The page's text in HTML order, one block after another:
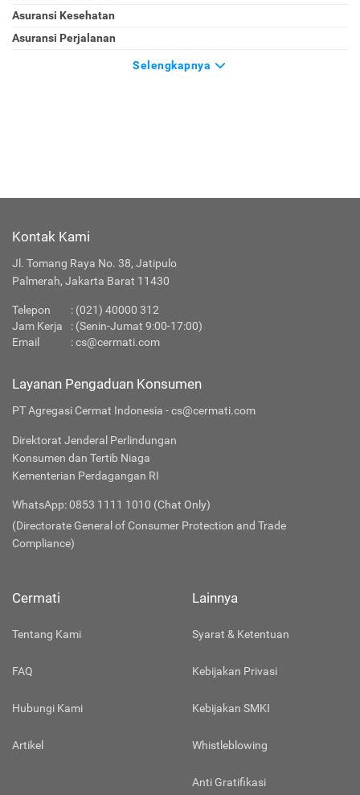
Asuransi Kesehatan
Asuransi Perjalanan
Selengkapnya
Kontak Kami
Jl. Tomang Raya No. 38, Jatipulo
Palmerah, Jakarta Barat 11430
Telepon : (021) 40000 312
Jam Kerja
: (Senin-Jumat 9:00-17:00)
Email
:cs@cermati.com
Layanan Pengaduan Konsumen
PT Agregasi Cermat Indonesia - cs@cermati.com
Direktorat Jenderal Perlindungan
Konsumen dan Tertib Niaga
Kementerian Perdagangan RI
WhatsApp: 0853 1111 1010 (Chat Only)
(Directorate General of Consumer Protection and Trade
Compliance)
Cermati
Tentang Kami
FAQ
Hubungi Kami
Artikel
Lainnya
Syarat & Ketentuan
Kebijakan Privasi
Kebijakan SMKI
Whistleblowing
Anti Gratifikasi